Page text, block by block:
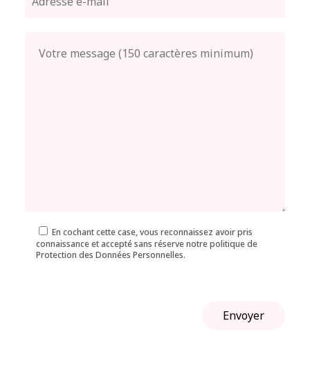
En cochant cette case, vous reconnaissez avoir pris
connaissance et accepté sans réserve notre politique de
Protection des Données Personnelles.